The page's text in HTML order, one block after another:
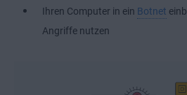
Ihren Computer in ein Botnet
Angriffe nutzen